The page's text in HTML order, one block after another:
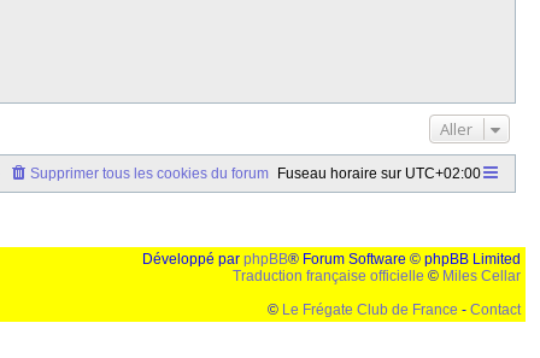
Aller
Fuseau horaire sur UTC+02:00
Supprimer tous les cookies du forum
Développé par phpBB® Forum Software © phpBB Limited
Traduction française officielle © Miles Cellar
© Le Frégate Club de France - Contact